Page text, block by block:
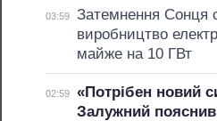
03:59
Затемнення Сонця
виробництво
майже на 10 ГВт
02:59
«Потрібен новий
Залужний